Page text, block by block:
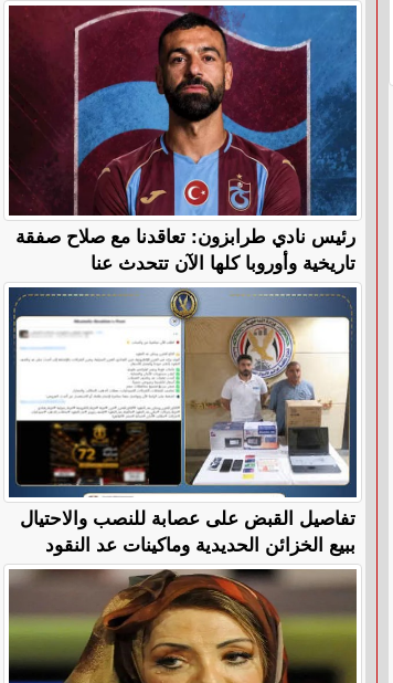
رئيس نادي طرابزون: تعاقدنا مع صلاح صفقة
تاريخية وأوروبا كلها الآن تتحدث عنا
تفاصيل القبض على عصابة للنصب والاحتيال
ببيع الخزائن الحديدية وماكينات عد النقود